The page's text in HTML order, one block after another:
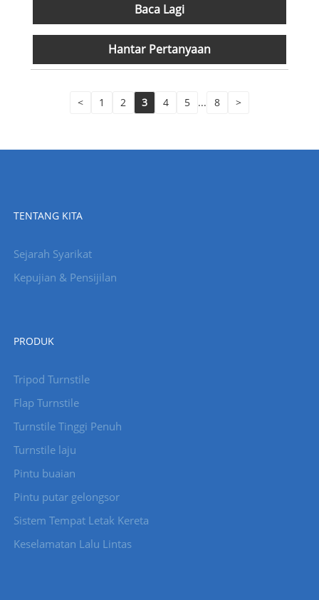
Baca Lagi
Hantar Pertanyaan
< 1 2 3 4 5 ... 8 >
TENTANG KITA
Sejarah Syarikat
Kepujian & Pensijilan
PRODUK
Tripod Turnstile
Flap Turnstile
Turnstile Tinggi Penuh
Turnstile laju
Pintu buaian
Pintu putar gelongsor
Sistem Tempat Letak Kereta
Keselamatan Lalu Lintas